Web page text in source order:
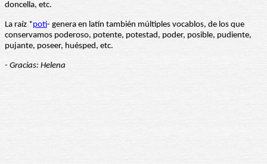
doncella, etc.
La raíz *poti- genera en latín también múltiples vocablos, de los que
conservamos poderoso, potente, potestad, poder, posible, pudiente,
pujante, poseer, huésped, etc.
- Gracias: Helena